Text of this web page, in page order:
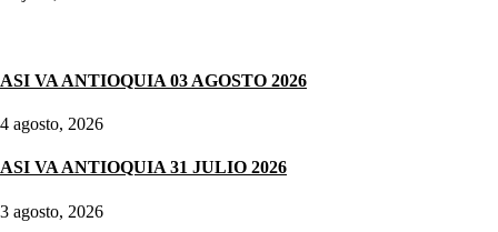
ASI VA ANTIOQUIA 03 AGOSTO 2026
4 agosto, 2026
ASI VA ANTIOQUIA 31 JULIO 2026
3 agosto, 2026